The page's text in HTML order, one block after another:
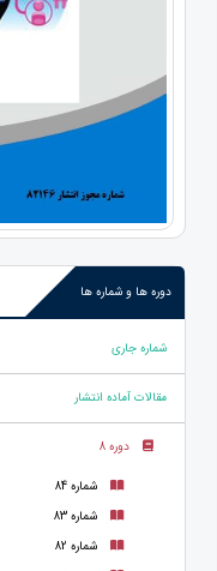
دوره ها و شماره ها
شماره جاری
مقالات آماده انتشار
دوره 8
شماره 84
شماره 83
شماره 82